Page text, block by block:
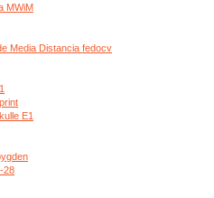
MWiM
Media Distancia fedocv
E1
28